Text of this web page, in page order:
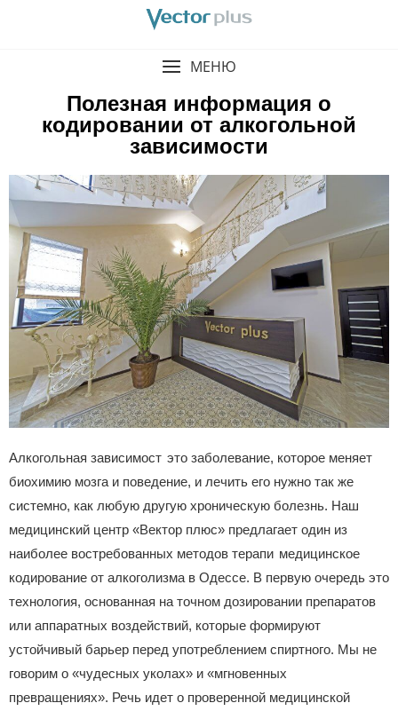
МЕНЮ
Полезная информация о
кодировании от алкогольной
зависимости
Алкогольная зависимост это заболевание, которое меняет
биохимию мозга и поведение, и лечить его нужно так же
системно, как любую другую хроническую болезнь. Наш
медицинский центр «Вектор плюс» предлагает один из
наиболее востребованных методов терапи медицинское
кодирование от алкоголизма в Одессе. В первую очередь это
технология, основанная на точном дозировании препаратов
или аппаратных воздействий, которые формируют
устойчивый барьер перед употреблением спиртного. Мы не
говорим о «чудесных уколах» и «мгновенных
превращениях». Речь идет о проверенной медицинской